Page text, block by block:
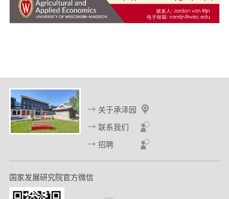
关于承泽园
联系我们
招聘
国家发展研究院官方微信